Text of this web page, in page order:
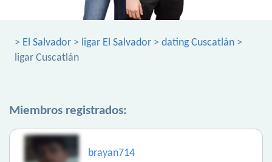
> El Salvador > ligar El Salvador > dating Cuscatlán >
ligar Cuscatlán
Miembros registrados:
brayan714